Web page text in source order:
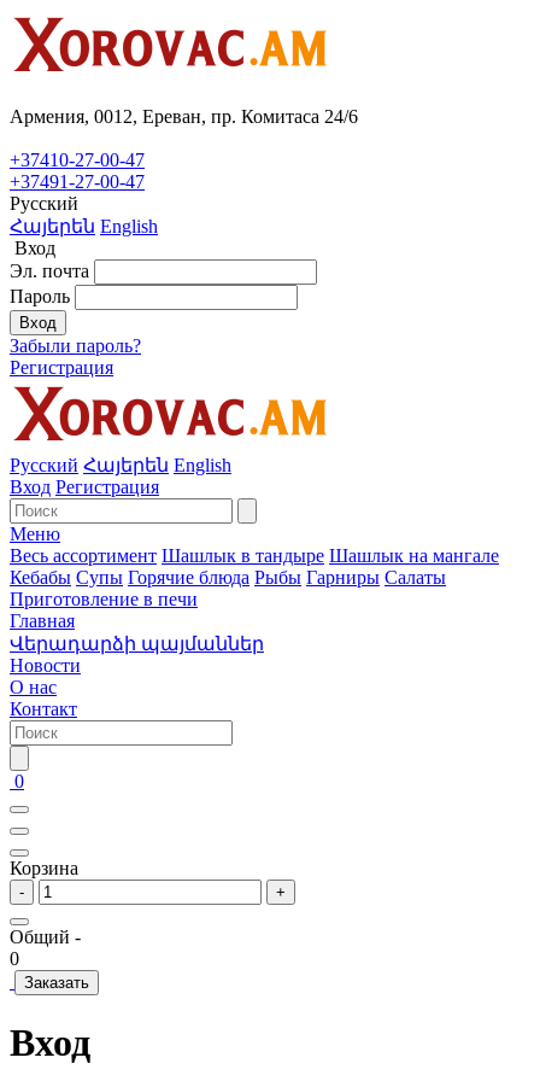
Армения, 0012, Ереван, пр. Комитаса 24/6
+37410-27-00-47
+37491-27-00-47
Русский
Հայերեն English
Вход
Эл. почта
Пароль
Вход
Забыли пароль?
Регистрация
Русский Հայերեն English
Вход Регистрация
Меню
Весь ассортимент Шашлык в тандыре Шашлык на мангале
Кебабы Супы Горячие блюда Рыбы Гарниры Салаты
Приготовление в печи
Главная
Վերադարձի պայմաններ
Новости
О нас
Контакт
0
Корзина
- +
Общий -
0
Заказать
Вход